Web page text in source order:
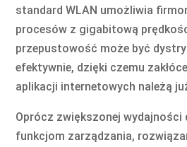
standard WLAN umożliwia
procesów z gigabitową
przepustowość może być
efektywnie, dzięki czemu
aplikacji internetowych należą
Oprócz zwiększonej wydajności
funkcjom zarządzania,